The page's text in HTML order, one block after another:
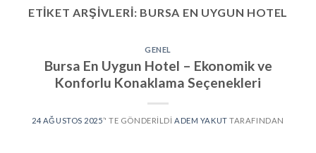
ETIKET ARŞIVLERI: BURSA EN UYGUN HOTEL
GENEL
Bursa En Uygun Hotel – Ekonomik ve
Konforlu Konaklama Seçenekleri
24 AĞUSTOS 2025’' TE GÖNDERILDI ADEM YAKUT TARAFINDAN